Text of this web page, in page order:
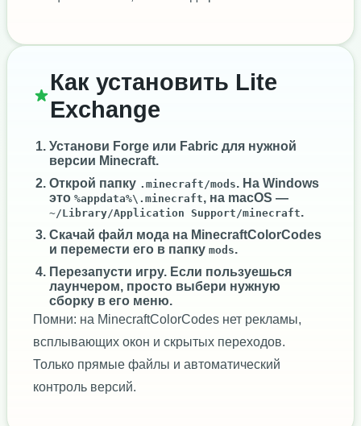
Как установить Lite
Exchange
Установи Forge или Fabric для нужной
версии Minecraft.
Открой папку .minecraft/mods. На Windows
это %appdata%\.minecraft, на macOS —
~/Library/Application Support/minecraft.
Скачай файл мода на MinecraftColorCodes
и перемести его в папку mods.
Перезапусти игру. Если пользуешься
лаунчером, просто выбери нужную
сборку в его меню.
Помни: на MinecraftColorCodes нет рекламы,
всплывающих окон и скрытых переходов.
Только прямые файлы и автоматический
контроль версий.